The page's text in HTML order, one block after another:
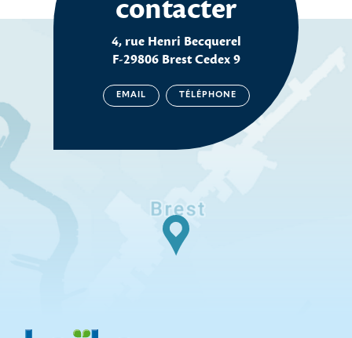
contacter
4, rue Henri Becquerel
F-29806 Brest Cedex 9
EMAIL TÉLÉPHONE